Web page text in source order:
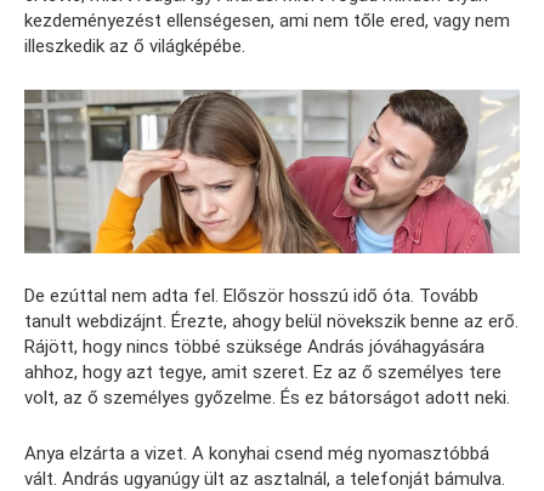
kezdeményezést ellenségesen, ami nem tőle ered, vagy nem
illeszkedik az ő világképébe.
De ezúttal nem adta fel. Először hosszú idő óta. Tovább
tanult webdizájnt. Érezte, ahogy belül növekszik benne az erő.
Rájött, hogy nincs többé szüksége András jóváhagyására
ahhoz, hogy azt tegye, amit szeret. Ez az ő személyes tere
volt, az ő személyes győzelme. És ez bátorságot adott neki.
Anya elzárta a vizet. A konyhai csend még nyomasztóbbá
vált. András ugyanúgy ült az asztalnál, a telefonját bámulva.